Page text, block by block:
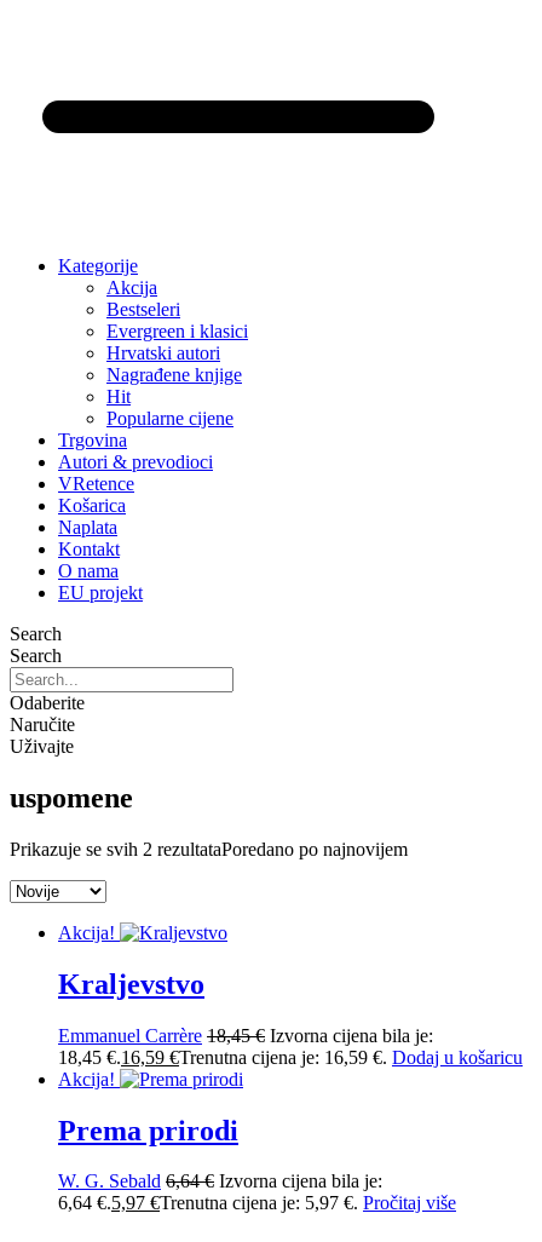
Kategorije
Akcija
Bestseleri
Evergreen i klasici
Hrvatski autori
Nagrađene knjige
Hit
Popularne cijene
Trgovina
Autori & prevodioci
VRetence
Košarica
Naplata
Kontakt
O nama
EU projekt
Search
Search
Odaberite
Naručite
Uživajte
uspomene
Prikazuje se svih 2 rezultataPoredano po najnovijem
Akcija!
Kraljevstvo
Emmanuel Carrère 18,45€ Izvorna cijena bila je:
18,45 €.16,59 €Trenutna cijena je: 16,59 €. Dodaj u košaricu
Akcija!
Prema prirodi
W. G. Sebald 6,64€ Izvorna cijena bila je:
6,64 €.5,97 €Trenutna cijena je: 5,97 €. Pročitaj više